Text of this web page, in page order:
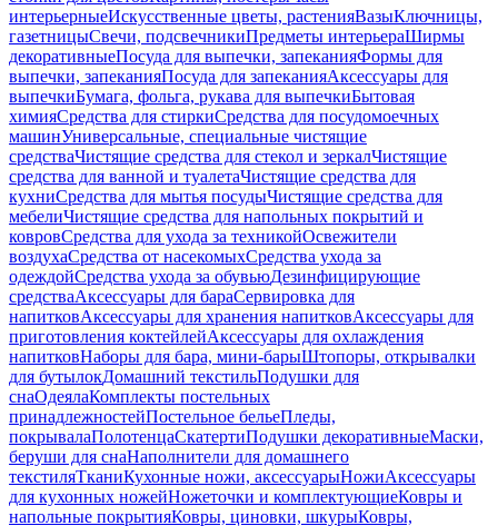
интерьерныеИскусственные цветы, растенияВазыКлючницы,
газетницыСвечи, подсвечникиПредметы интерьераШирмы
декоративныеПосуда для выпечки, запеканияФормы для
выпечки, запеканияПосуда для запеканияАксессуары для
выпечкиБумага, фольга, рукава для выпечкиБытовая
химияСредства для стиркиСредства для посудомоечных
машинУниверсальные, специальные чистящие
средстваЧистящие средства для стекол и зеркалЧистящие
средства для ванной и туалетаЧистящие средства для
кухниСредства для мытья посудыЧистящие средства для
мебелиЧистящие средства для напольных покрытий и
ковровСредства для ухода за техникойОсвежители
воздухаСредства от насекомыхСредства ухода за
одеждойСредства ухода за обувьюДезинфицирующие
средстваАксессуары для бараСервировка для
напитковАксессуары для хранения напитковАксессуары для
приготовления коктейлейАксессуары для охлаждения
напитковНаборы для бара, мини-барыШтопоры, открывалки
для бутылокДомашний текстильПодушки для
снаОдеялаКомплекты постельных
принадлежностейПостельное бельеПледы,
покрывалаПолотенцаСкатертиПодушки декоративныеМаски,
беруши для снаНаполнители для домашнего
текстиляТканиКухонные ножи, аксессуарыНожиАксессуары
для кухонных ножейНожеточки и комплектующиеКовры и
напольные покрытияКовры, циновки, шкурыКовры,